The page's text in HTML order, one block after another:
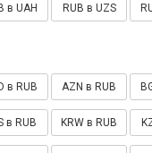
в UAH RUB в UZS
в RUB AZN в RUB
в RUB KRW в RUB